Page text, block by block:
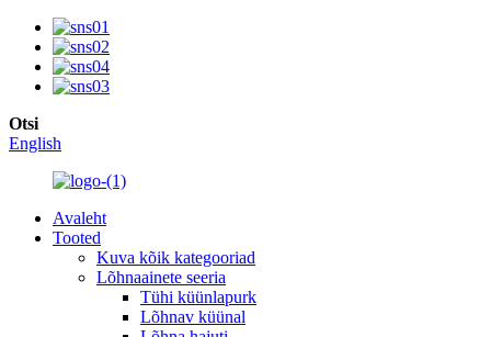
Otsi
English
Avaleht
Tooted
Kuva kõik kategooriad
Lõhnaainete seeria
Tühi küünlapurk
Lõhnav küünal